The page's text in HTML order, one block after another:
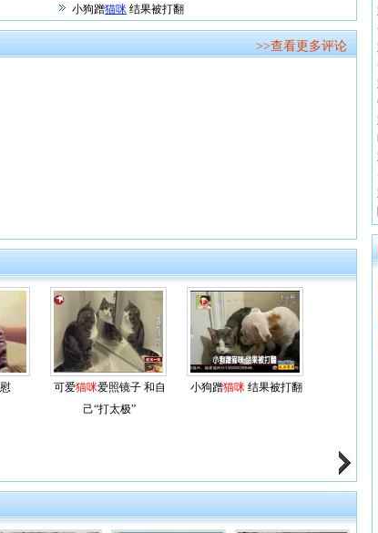
小狗蹭猫咪 结果被打翻
>>查看更多评论
可爱猫咪爱照镜子 和自
己“打太极”
小狗蹭猫咪结果被打翻